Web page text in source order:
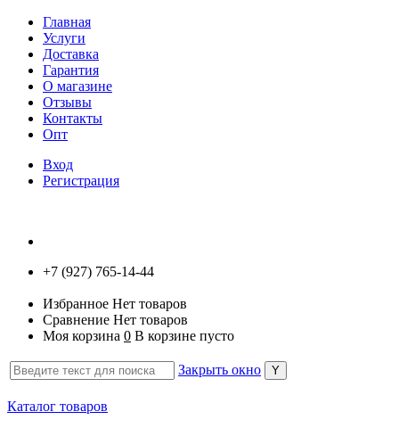
Главная
Услуги
Доставка
Гарантия
О магазине
Отзывы
Контакты
Опт
Вход
Регистрация
+7 (927) 765-14-44
Избранное Нет товаров
Сравнение Нет товаров
Моя корзина 0 В корзине пусто
Закрыть окно
Каталог товаров